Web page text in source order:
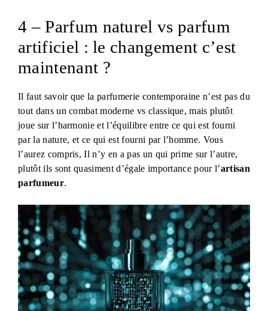
4 – Parfum naturel vs parfum
artificiel : le changement c’est
maintenant ?
Il faut savoir que la parfumerie contemporaine n’est pas du
tout dans un combat moderne vs classique, mais plutôt
joue sur l’harmonie et l’équilibre entre ce qui est fourni
par la nature, et ce qui est fourni par l’homme. Vous
l’aurez compris, Il n’y en a pas un qui prime sur l’autre,
plutôt ils sont quasiment d’égale importance pour l’artisan
parfumeur.